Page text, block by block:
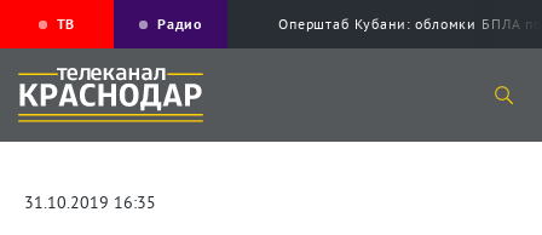
ТВ Радио Оперштаб Кубани: обломки БПЛА
31.10.2019 16:35